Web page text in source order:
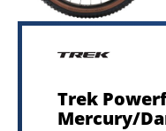
Trek
Mercury/